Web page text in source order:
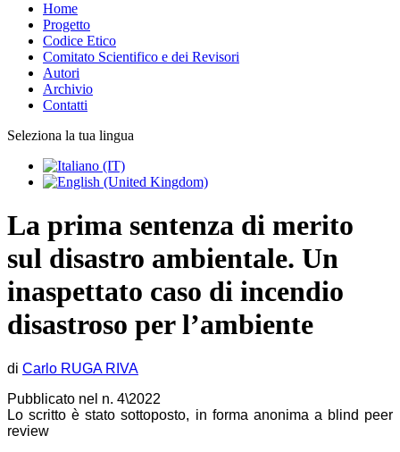
Home
Progetto
Codice Etico
Comitato Scientifico e dei Revisori
Autori
Archivio
Contatti
Seleziona la tua lingua
La prima sentenza di merito
sul disastro ambientale. Un
inaspettato caso di incendio
disastroso per l’ambiente
di Carlo RUGA RIVA
Pubblicato nel n. 4\2022
Lo scritto è stato sottoposto, in forma anonima a blind peer
review